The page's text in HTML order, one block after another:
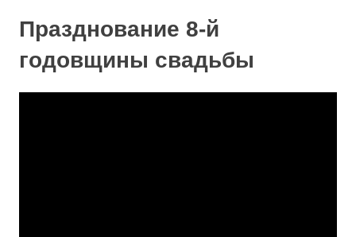
Празднование 8-й
годовщины свадьбы